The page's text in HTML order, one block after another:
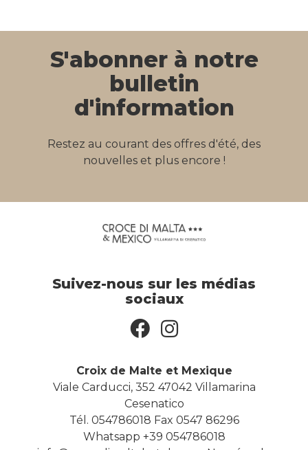
S'abonner à notre
bulletin
d'information
Restez au courant des offres d'été, des
nouvelles et plus encore !
Suivez-nous sur les médias
sociaux
Croix de Malte et Mexique
Viale Carducci, 352 47042 Villamarina
Cesenatico
Tél. 054786018 Fax 0547 86296
Whatsapp +39 054786018